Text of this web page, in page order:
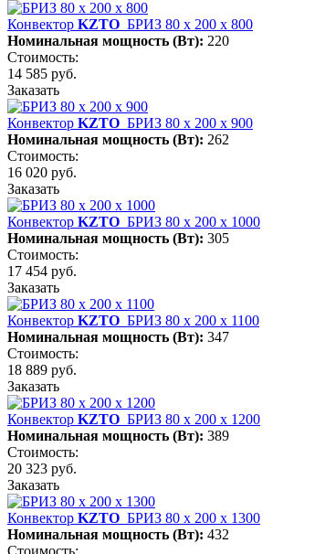
Конвектор KZTO БРИЗ 80 х 200 х 800
Номинальная мощность (Вт): 220
Стоимость:
14 585 руб.
Заказать
Конвектор KZTO БРИЗ 80 х 200 х 900
Номинальная мощность (Вт): 262
Стоимость:
16 020 руб.
Заказать
Конвектор KZTO БРИЗ 80 х 200 х 1000
Номинальная мощность (Вт): 305
Стоимость:
17 454 руб.
Заказать
Конвектор KZTO БРИЗ 80 х 200 х 1100
Номинальная мощность (Вт): 347
Стоимость:
18 889 руб.
Заказать
Конвектор KZTO БРИЗ 80 х 200 х 1200
Номинальная мощность (Вт): 389
Стоимость:
20 323 руб.
Заказать
Конвектор KZTO БРИЗ 80 х 200 х 1300
Номинальная мощность (Вт): 432
Стоимость: